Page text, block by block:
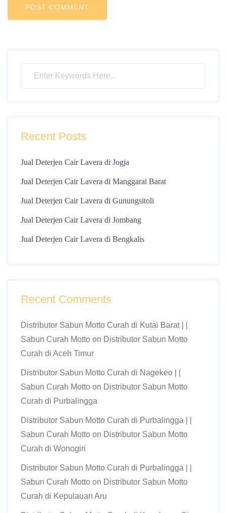
Recent Posts
Jual Deterjen Cair Lavera di Jogja
Jual Deterjen Cair Lavera di Manggarai Barat
Jual Deterjen Cair Lavera di Gunungsitoli
Jual Deterjen Cair Lavera di Jombang
Jual Deterjen Cair Lavera di Bengkalis
Recent Comments
Distributor Sabun Motto Curah di Kutai Barat | |
Sabun Curah Motto on Distributor Sabun Motto
Curah di Aceh Timur
Distributor Sabun Motto Curah di Nagekeo | |
Sabun Curah Motto on Distributor Sabun Motto
Curah di Purbalingga
Distributor Sabun Motto Curah di Purbalingga | |
Sabun Curah Motto on Distributor Sabun Motto
Curah di Wonogiri
Distributor Sabun Motto Curah di Purbalingga | |
Sabun Curah Motto on Distributor Sabun Motto
Curah di Kepulauan Aru